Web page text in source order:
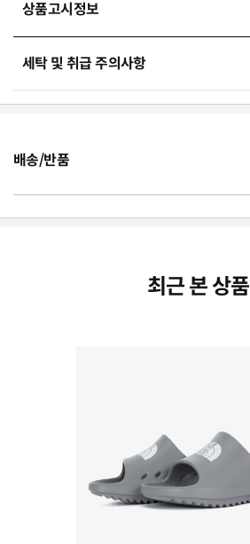
상품고시정보
세탁 및 취급 주의사항
배송/반품
최근 본 상품